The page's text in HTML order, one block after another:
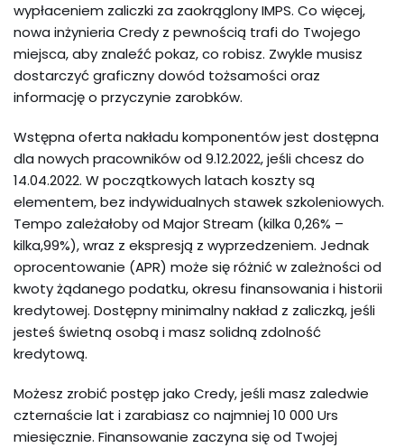
wypłaceniem zaliczki za zaokrąglony IMPS. Co więcej,
nowa inżynieria Credy z pewnością trafi do Twojego
miejsca, aby znaleźć pokaz, co robisz. Zwykle musisz
dostarczyć graficzny dowód tożsamości oraz
informację o przyczynie zarobków.
Wstępna oferta nakładu komponentów jest dostępna
dla nowych pracowników od 9.12.2022, jeśli chcesz do
14.04.2022. W początkowych latach koszty są
elementem, bez indywidualnych stawek szkoleniowych.
Tempo zależałoby od Major Stream (kilka 0,26% –
kilka,99%), wraz z ekspresją z wyprzedzeniem. Jednak
oprocentowanie (APR) może się różnić w zależności od
kwoty żądanego podatku, okresu finansowania i historii
kredytowej. Dostępny minimalny nakład z zaliczką, jeśli
jesteś świetną osobą i masz solidną zdolność
kredytową.
Możesz zrobić postęp jako Credy, jeśli masz zaledwie
czternaście lat i zarabiasz co najmniej 10 000 Urs
miesięcznie. Finansowanie zaczyna się od Twojej